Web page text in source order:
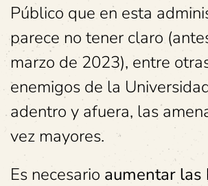
Público que en esta
parece no tener claro
marzo de 2023), entre
enemigos de la
adentro y afuera, las
vez mayores.
Es necesario aumentar las